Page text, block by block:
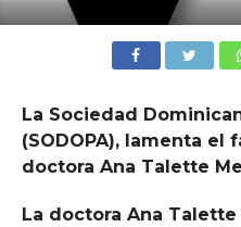
La Sociedad
(SODOPA), lamenta
doctora Ana Talette
La doctora Ana